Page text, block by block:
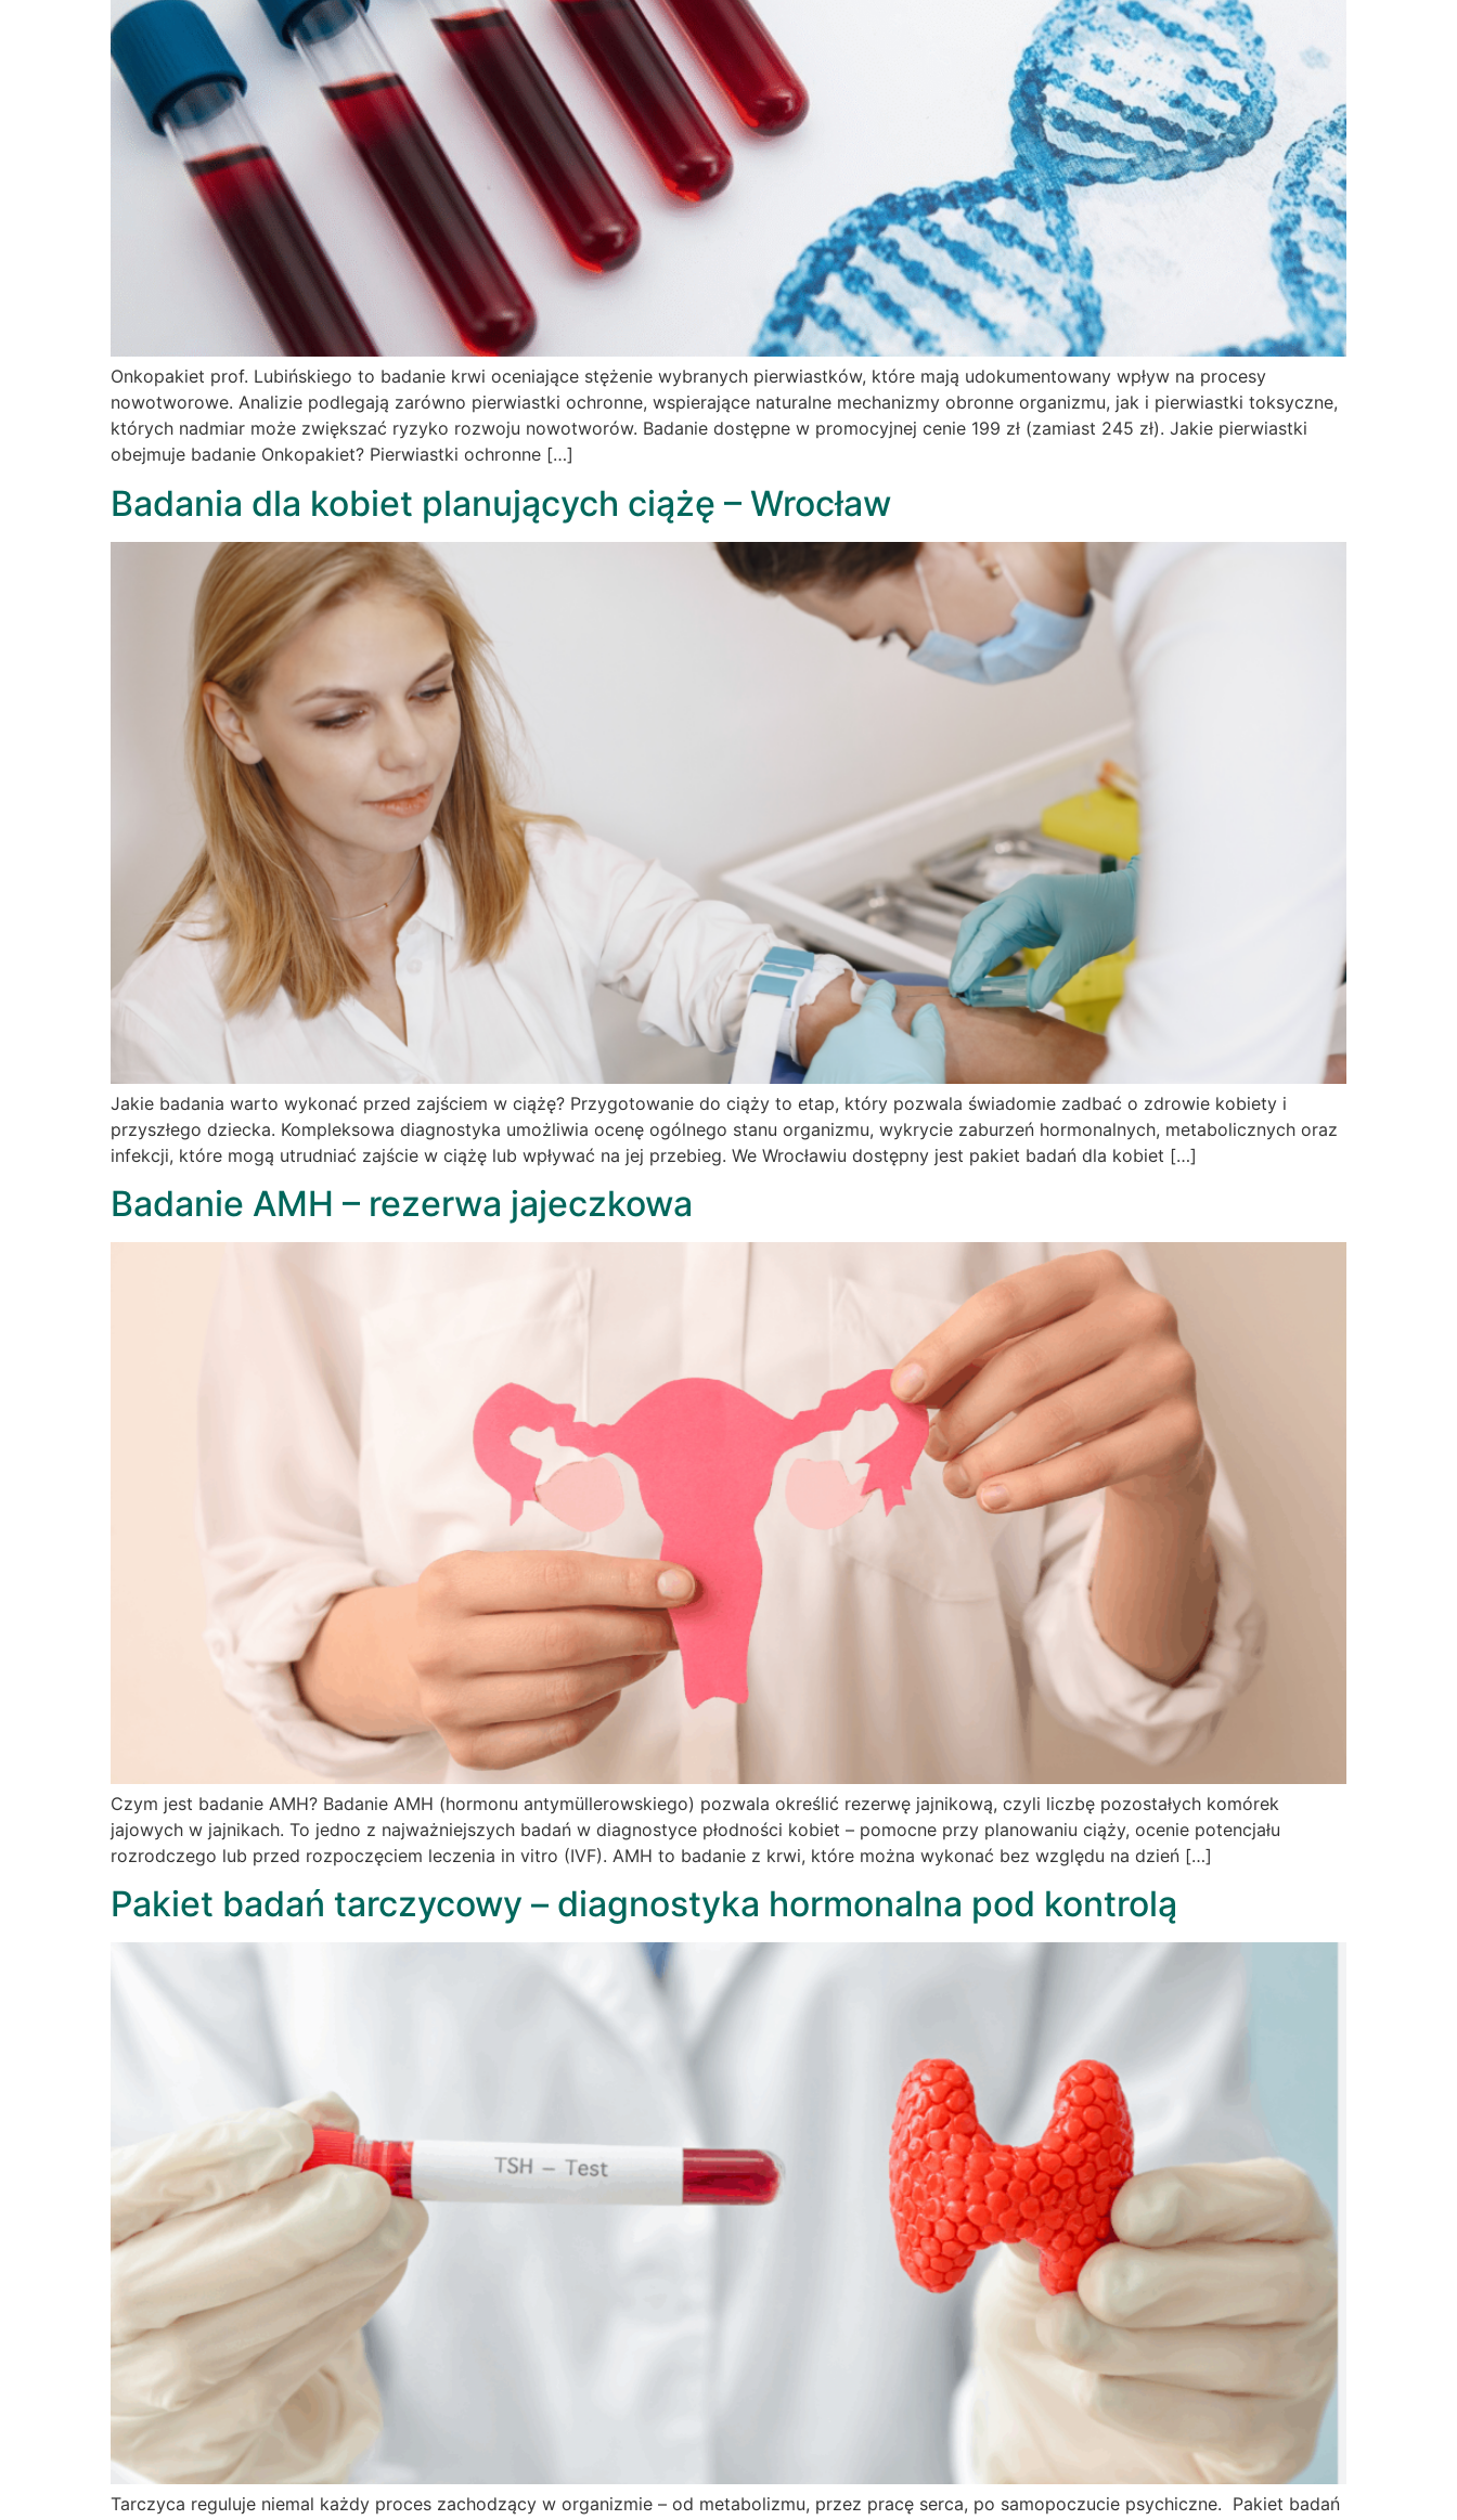
Onkopakiet prof. Lubińskiego to badanie krwi oceniające stężenie wybranych pierwiastków, które mają udokumentowany wpływ na procesy
nowotworowe. Analizie podlegają zarówno pierwiastki ochronne, wspierające naturalne mechanizmy obronne organizmu, jak i pierwiastki toksyczne,
których nadmiar może zwiększać ryzyko rozwoju nowotworów. Badanie dostępne w promocyjnej cenie 199 zł (zamiast 245 zł). Jakie pierwiastki
obejmuje badanie Onkopakiet? Pierwiastki ochronne […]
Badania dla kobiet planujących ciążę – Wrocław
Jakie badania warto wykonać przed zajściem w ciążę? Przygotowanie do ciąży to etap, który pozwala świadomie zadbać o zdrowie kobiety i
przyszłego dziecka. Kompleksowa diagnostyka umożliwia ocenę ogólnego stanu organizmu, wykrycie zaburzeń hormonalnych, metabolicznych oraz
infekcji, które mogą utrudniać zajście w ciążę lub wpływać na jej przebieg. We Wrocławiu dostępny jest pakiet badań dla kobiet […]
Badanie AMH – rezerwa jajeczkowa
Czym jest badanie AMH? Badanie AMH (hormonu antymüllerowskiego) pozwala określić rezerwę jajnikową, czyli liczbę pozostałych komórek
jajowych w jajnikach. To jedno z najważniejszych badań w diagnostyce płodności kobiet – pomocne przy planowaniu ciąży, ocenie potencjału
rozrodczego lub przed rozpoczęciem leczenia in vitro (IVF). AMH to badanie z krwi, które można wykonać bez względu na dzień […]
Pakiet badań tarczycowy – diagnostyka hormonalna pod kontrolą
Tarczyca reguluje niemal każdy proces zachodzący w organizmie – od metabolizmu, przez pracę serca, po samopoczucie psychiczne. Pakiet badań